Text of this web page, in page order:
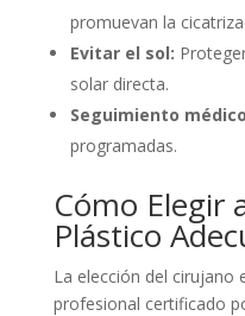
promuevan la
Evitar el sol:
solar directa.
Seguimiento
programadas.
Cómo Elegir
Plástico
La elección del cirujano
profesional certificado